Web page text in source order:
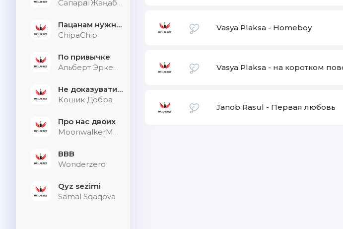
Сапарәлі Жаңабек
Пацанам нужна дыхалка
ChipaChip
По привычке
Альберт Эркенов
Не доказувати тим, хто не слухає
Кошик Добра
Про нас двоих
MoonwalkerMusic
BBB
Wonderzero
Qyz sezimi
Samal Sqaqova
Vasya Plaksa - Homeboy
Vasya Plaksa - на коротком
Janob Rasul - Первая любовь